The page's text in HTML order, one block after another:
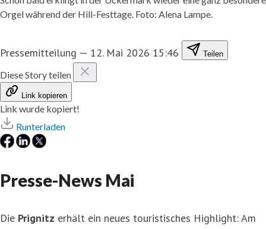
Orgel während der Hill-Festtage. Foto: Alena Lampe.
Pressemitteilung — 12. Mai 2026 15:46 Teilen
Diese Story teilen
Link kopieren
Link wurde kopiert!
Runterladen
Presse-News Mai
Die Prignitz erhält ein neues touristisches Highlight: Am